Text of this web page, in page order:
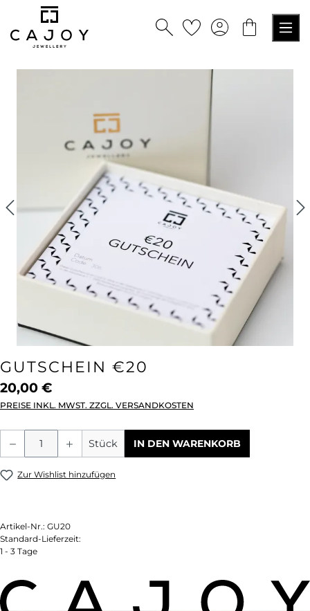
springen
GUTSCHEIN €20
20,00 €
PREISE INKL. MWST. ZZGL. VERSANDKOSTEN
Produkt Anzahl: Gib den gewünschten
Stück IN DEN WARENKORB
Zur Wishlist hinzufügen
Artikel-Nr.: GU20
Standard-Lieferzeit:
1 - 3 Tage